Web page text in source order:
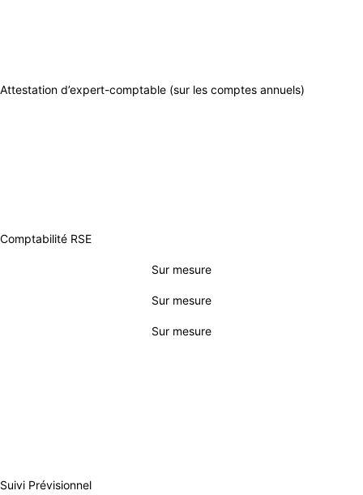
Attestation d’expert-comptable (sur les comptes annuels)
Comptabilité RSE
Sur mesure
Sur mesure
Sur mesure
Suivi Prévisionnel